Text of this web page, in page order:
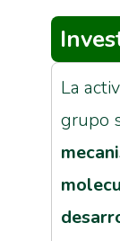
La
grupo